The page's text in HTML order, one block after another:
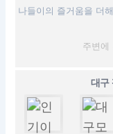
나들이의 즐거움을 더
주변에
대구